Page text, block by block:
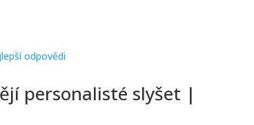
personalisté slyšet |